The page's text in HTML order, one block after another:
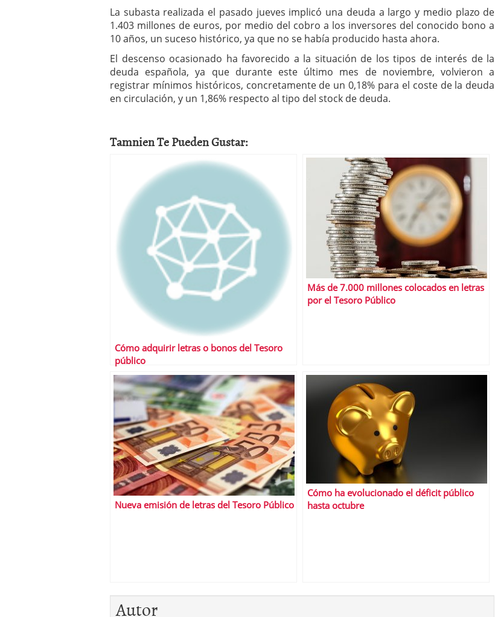
La subasta realizada el pasado jueves implicó una deuda a largo y medio plazo de
1.403 millones de euros, por medio del cobro a los inversores del conocido bono a
10 años, un suceso histórico, ya que no se había producido hasta ahora.
El descenso ocasionado ha favorecido a la situación de los tipos de interés de la
deuda española, ya que durante este último mes de noviembre, volvieron a
registrar mínimos históricos, concretamente de un 0,18% para el coste de la deuda
en circulación, y un 1,86% respecto al tipo del stock de deuda.
Tamnien Te Pueden Gustar:
Cómo adquirir letras o bonos del Tesoro
público
Más de 7.000 millones colocados en letras
por el Tesoro Público
Nueva emisión de letras del Tesoro Público
Cómo ha evolucionado el déficit público
hasta octubre
Autor